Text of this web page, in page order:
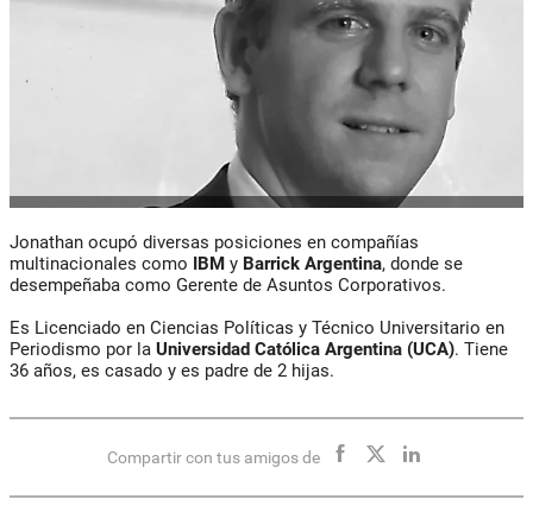
Jonathan ocupó diversas posiciones en compañías
multinacionales como IBM y Barrick Argentina, donde se
desempeñaba como Gerente de Asuntos Corporativos.
Es Licenciado en Ciencias Políticas y Técnico Universitario en
Periodismo por la Universidad Católica Argentina (UCA). Tiene
36 años, es casado y es padre de 2 hijas.
Compartir con tus amigos de